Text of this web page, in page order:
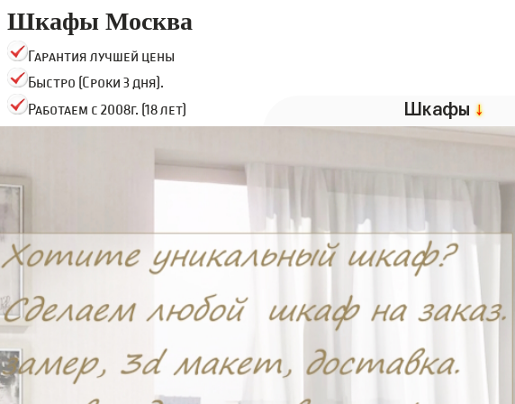
Шкафы Москва
Гарантия лучшей цены
Быстро (Сроки 3 дня).
Работаем с 2008г. (18 лет)
Шкафы ↓